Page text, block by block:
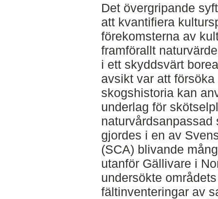
Det övergripande
att kvantifiera
förekomsterna av
framförallt
i ett skyddsvärt
avsikt var att
skogshistoria kan
underlag för
gjordes i en av
(SCA) blivande
utanför Gällivare i
undersökte
fältinventeringar av